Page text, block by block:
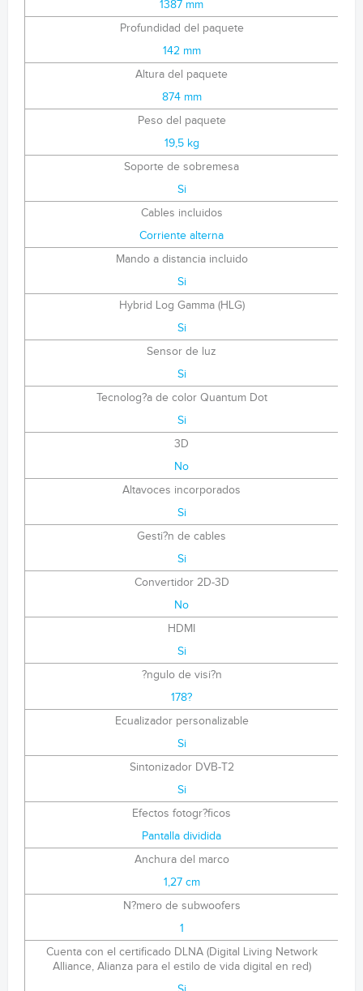
1387 mm
Profundidad del paquete
142 mm
Altura del paquete
874 mm
Peso del paquete
19,5 kg
Soporte de sobremesa
Si
Cables incluidos
Corriente alterna
Mando a distancia incluido
Si
Hybrid Log Gamma (HLG)
Si
Sensor de luz
Si
Tecnolog?a de color Quantum Dot
Si
3D
No
Altavoces incorporados
Si
Gesti?n de cables
Si
Convertidor 2D-3D
No
HDMI
Si
?ngulo de visi?n
178?
Ecualizador personalizable
Si
Sintonizador DVB-T2
Si
Efectos fotogr?ficos
Pantalla dividida
Anchura del marco
1,27 cm
N?mero de subwoofers
1
Cuenta con el certificado DLNA (Digital Living Network
Alliance, Alianza para el estilo de vida digital en red)